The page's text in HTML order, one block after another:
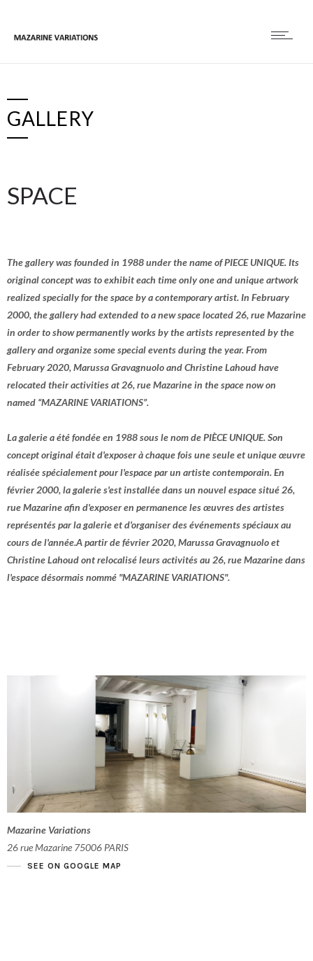
GALLERY
SPACE
The gallery was founded in 1988 under the name of PIECE UNIQUE. Its
original concept was to exhibit each time only one and unique artwork
realized specially for the space by a contemporary artist. In February
2000, the gallery had extended to a new space located 26, rue Mazarine
in order to show permanently works by the artists represented by the
gallery and organize some special events during the year. From
February 2020, Marussa Gravagnuolo and Christine Lahoud have
relocated their activities at 26, rue Mazarine in the space now on
named “MAZARINE VARIATIONS”.
La galerie a été fondée en 1988 sous le nom de PIÈCE UNIQUE. Son
concept original était d'exposer à chaque fois une seule et unique œuvre
réalisée spécialement pour l'espace par un artiste contemporain. En
février 2000, la galerie s'est installée dans un nouvel espace situé 26,
rue Mazarine afin d'exposer en permanence les œuvres des artistes
représentés par la galerie et d'organiser des événements spéciaux au
cours de l'année.A partir de février 2020, Marussa Gravagnuolo et
Christine Lahoud ont relocalisé leurs activités au 26, rue Mazarine dans
l'espace désormais nommé "MAZARINE VARIATIONS".
Mazarine Variations
26 rue Mazarine 75006 PARIS
SEE ON GOOGLE MAP